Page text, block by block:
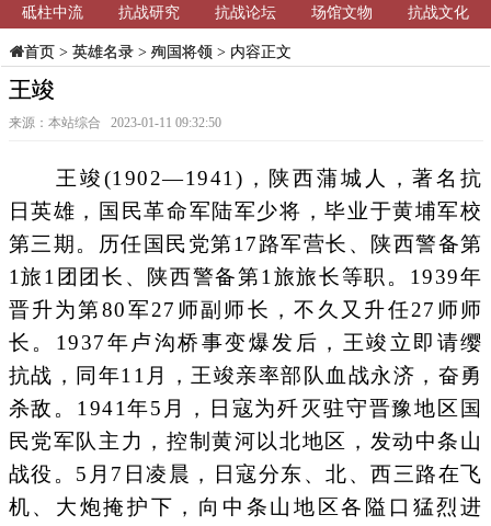
砥柱中流
抗战研究 抗战论坛 场馆文物 抗战文化
首页> 英雄名录> 殉国将领> 内容正文
王竣
来源：本站综合 2023-01-11 09:32:50
王竣(1902—1941)，陕西蒲城人，著名抗
日英雄，国民革命军陆军少将，毕业于黄埔军校
第三期。历任国民党第17路军营长、陕西警备第
1旅1团团长、陕西警备第1旅旅长等职。1939年
晋升为第80军27师副师长，不久又升任27师师
长。1937年卢沟桥事变爆发后，王竣立即请缨
抗战，同年11月，王竣亲率部队血战永济，奋勇
杀敌。1941年5月，日寇为歼灭驻守晋豫地区国
民党军队主力，控制黄河以北地区，发动中条山
战役。5月7日凌晨，日寇分东、北、西三路在飞
机、大炮掩护下，向中条山地区各隘口猛烈进